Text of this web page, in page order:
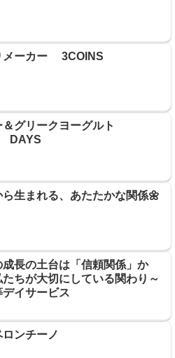
メーカー 3COINS
＆グリークヨーグルト
DAYS
ら生まれる、あたたかな関係🌼
長の土台は「信頼関係」か
ちが大切にしている関わり～
デイサービス
ンチーノ